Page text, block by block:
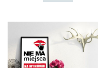
wiele
wariantów.
Opcje